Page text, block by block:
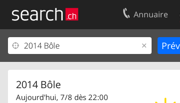
Annuaire
2014 Bôle
Aujourd'hui, 7/8 dès 22:00
Votre inscription
Centre clients
Mentions Légales